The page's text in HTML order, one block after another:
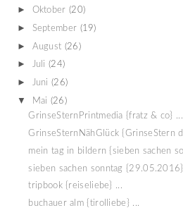
► Oktober (20)
► September (19)
► August (26)
► Juli (24)
► Juni (26)
▼ Mai (26)
GrinseSternPrintmedia {fratz & co} ...
GrinseSternNähGlück {GrinseStern
mein tag in bildern {sieben sachen
sieben sachen sonntag
tripbook {reiseliebe} ...
buchauer alm {tirolliebe} ...